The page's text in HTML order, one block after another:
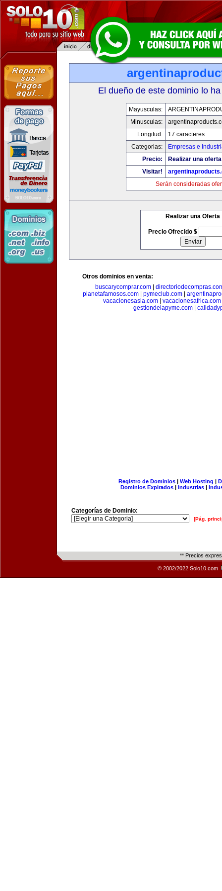
El dueño de este dominio lo
Mayusculas:
Minusculas:
Longitud:
17 caracteres
Categorias:
Empresas e
Precio:
Realizar una
Visitar!
Serán consideradas
Realizar una Oferta
Precio Ofrecido $
Otros dominios en venta:
buscarycomprar.com|
planetafamosos.com| pymeclub.com|
vacacionesasia.com
vacacionesafrica.com
gestiondelapyme.com|
Registro de Dominios| Web Hosting |
Dominios Expirados | Industrias |
Categorías de Dominio:
[Pág.
** Precios
© 2002/2022 Solo10.com